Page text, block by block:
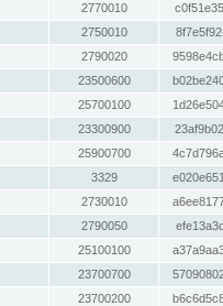
2770010
2750010
2790020
23500600
25700100
23300900
25900700
3329
2730010
2790050
25100100
23700700
23700200